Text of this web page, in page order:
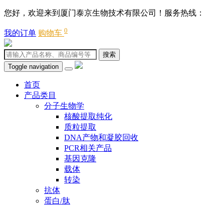
您好，欢迎来到厦门泰京生物技术有限公司！服务热线：
我的订单 购物车 0
搜索
Toggle navigation
首页
产品类目
分子生物学
核酸提取纯化
质粒提取
DNA产物和凝胶回收
PCR相关产品
基因克隆
载体
转染
抗体
蛋白/肽